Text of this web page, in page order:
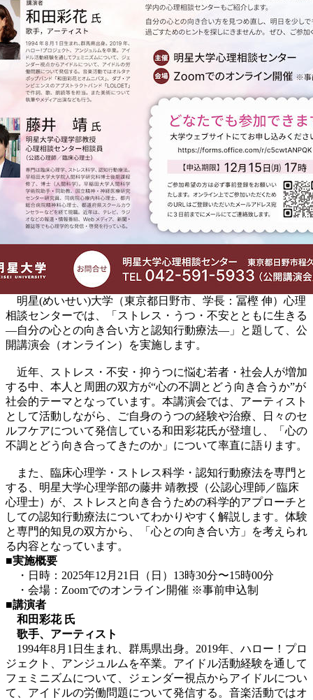
明星(めいせい)大学（東京都日野市、学長：冨樫 伸）心理
相談センターでは、「ストレス・うつ・不安とともに生きる
―自分の心との向き合い方と認知行動療法―」と題して、公
開講演会（オンライン）を実施します。
近年、ストレス・不安・抑うつに悩む若者・社会人が増加
する中、本人と周囲の双方が“心の不調とどう向き合うか”が
社会的テーマとなっています。本講演会では、アーティスト
として活動しながら、ご自身のうつの経験や治療、日々のセ
ルフケアについて発信している和田彩花氏が登壇し、「心の
不調とどう向き合ってきたのか」について率直に語ります。
また、臨床心理学・ストレス科学・認知行動療法を専門と
する、明星大学心理学部の藤井 靖教授（公認心理師／臨床
心理士）が、ストレスと向き合うための科学的アプローチと
しての認知行動療法についてわかりやすく解説します。体験
と専門的知見の双方から、「心との向き合い方」を考えられ
る内容となっています。
■実施概要
・日時：2025年12月21日（日）13時30分〜15時00分
・会場：Zoomでのオンライン開催 ※事前申込制
■講演者
和田彩花 氏
歌手、アーティスト
1994年8月1日生まれ、群馬県出身。2019年、ハロー！プロ
ジェクト、アンジュルムを卒業。アイドル活動経験を通して
フェミニズムについて、ジェンダー視点からアイドルについ
て、アイドルの労働問題について発信する。音楽活動ではオ